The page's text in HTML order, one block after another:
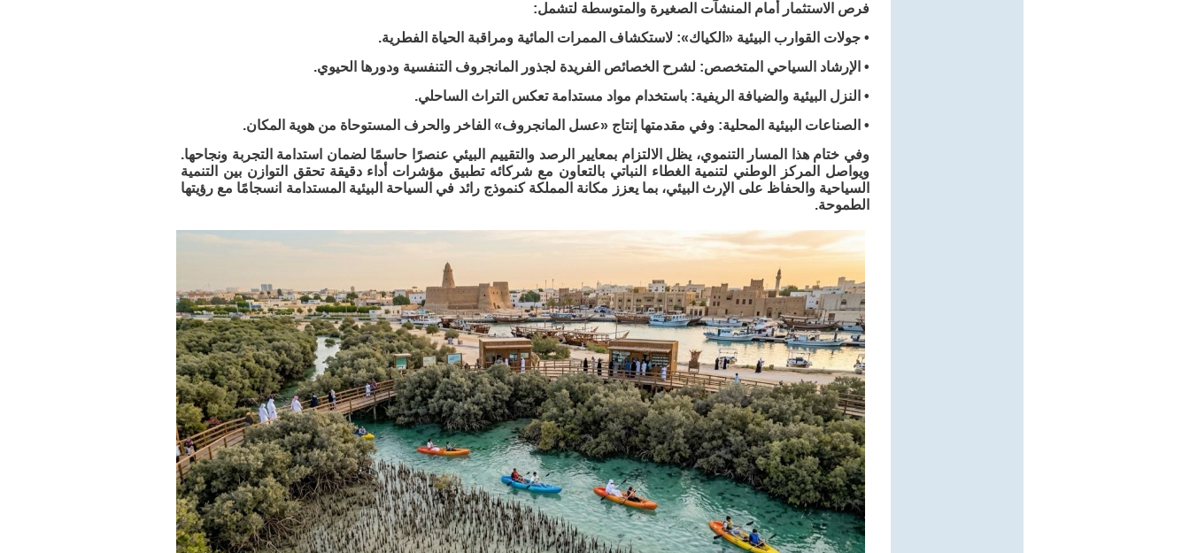
فرص الاستثمار أمام المنشآت الصغيرة والمتوسطة لتشمل:
• جولات القوارب البيئية «الكياك»: لاستكشاف الممرات المائية ومراقبة الحياة الفطرية.
• الإرشاد السياحي المتخصص: لشرح الخصائص الفريدة لجذور المانجروف التنفسية ودورها الحيوي.
• النزل البيئية والضيافة الريفية: باستخدام مواد مستدامة تعكس التراث الساحلي.
• الصناعات البيئية المحلية: وفي مقدمتها إنتاج «عسل المانجروف» الفاخر والحرف المستوحاة من هوية المكان.
وفي ختام هذا المسار التنموي، يظل الالتزام بمعايير الرصد والتقييم البيئي عنصرًا حاسمًا لضمان استدامة التجربة ونجاحها.
ويواصل المركز الوطني لتنمية الغطاء النباتي بالتعاون مع شركائه تطبيق مؤشرات أداء دقيقة تحقق التوازن بين التنمية
السياحية والحفاظ على الإرث البيئي، بما يعزز مكانة المملكة كنموذج رائد في السياحة البيئية المستدامة انسجامًا مع رؤيتها
الطموحة.